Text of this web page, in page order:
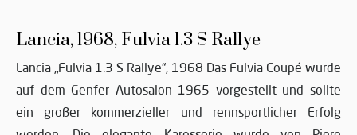
Lancia, 1968, Fulvia 1.3 S Rallye
Lancia „Fulvia 1.3 S Rallye“, 1968 Das Fulvia Coupé wurde
auf dem Genfer Autosalon 1965 vorgestellt und sollte
ein großer kommerzieller und rennsportlicher Erfolg